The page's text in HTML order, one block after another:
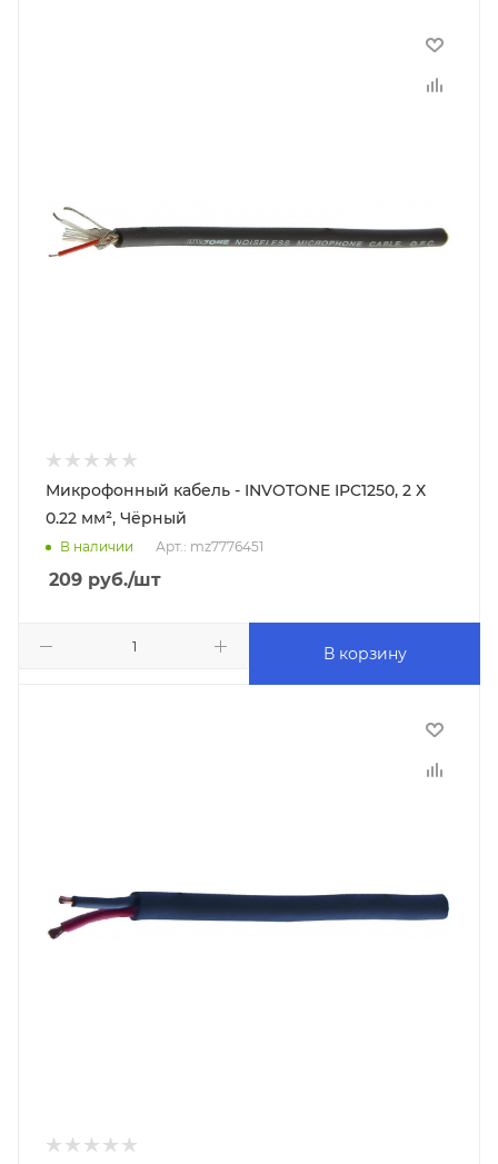
Микрофонный кабель - INVOTONE IPC1250, 2 Х
0.22 мм², Чёрный
В наличии Арт.: mz7776451
209 руб./шт
В корзину